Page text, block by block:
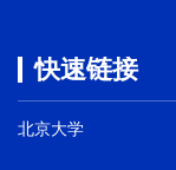
快速链接
北京大学